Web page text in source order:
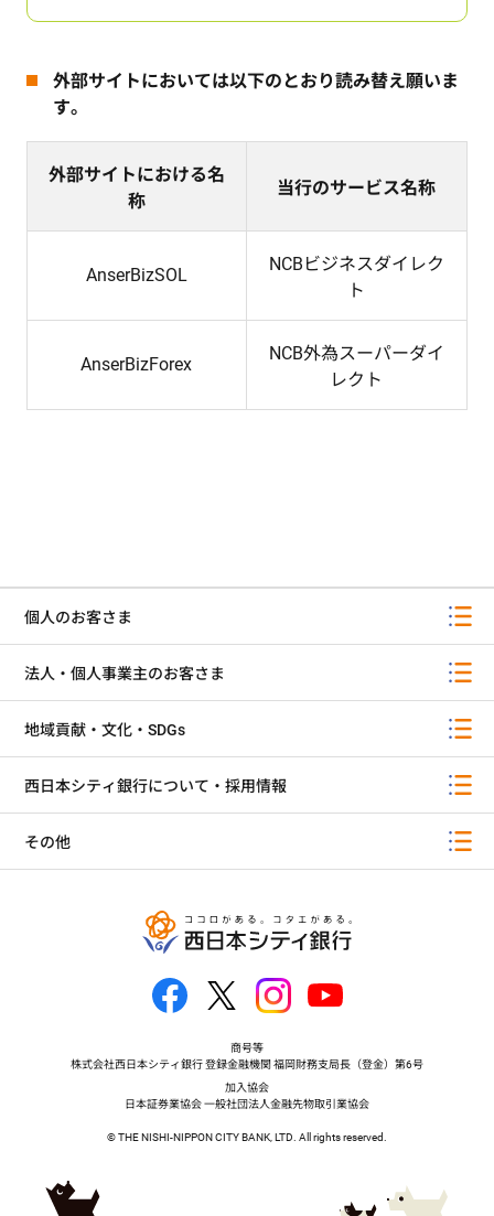
外部サイトにおいては以下のとおり読み替え願いま
す。
外部サイトにおける名
称
当行のサービス名称
AnserBizSOL
NCBビジネスダイレク
ト
AnserBizForex
NCB外為スーパーダイ
レクト
個人のお客さま
法人・個人事業主のお客さま
地域貢献・文化・SDGs
西日本シティ銀行について・採用情報
その他
商号等
株式会社西日本シティ銀行 登録金融機関 福岡財務支局長（登金）第6号
加入協会
日本証券業協会 一般社団法人金融先物取引業協会
© THE NISHI-NIPPON CITY BANK, LTD. All rights reserved.